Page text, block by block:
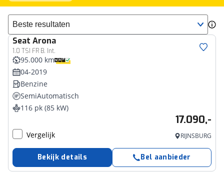
Sorteer resultaten
Seat Arona
1.0 TSI FR B. Int.
95.000 km
04-2019
Benzine
SemiAutomatisch
116 pk (85 kW)
17.090,-
Vergelijk RIJNSBURG
Bekijk details Bel aanbieder